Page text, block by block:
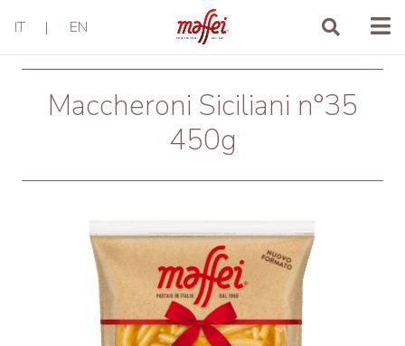
IT | EN
Maccheroni Siciliani n°35
450g